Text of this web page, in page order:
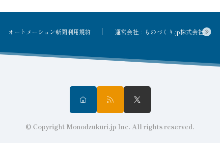
オートメーション新聞利用規約 運営会社：ものづくり.jp株式会社
© Copyright Monodzukuri.jp Inc. All rights reserved.